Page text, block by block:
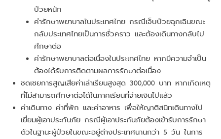
ป่วยหนัก
ค่ารักษาพยาบาลในประเทศไทย กรณีเจ็บป่วยฉุกเฉินขณะ
กลับประเทศไทยเป็นการชั่วคราว และต้องเดินทางกลับไป
ศึกษาต่อ
ค่ารักษาพยาบาลต่อเนื่องในประเทศไทย หากมีความจำเป็น
ต้องได้รับการติดตามผลการรักษาต่อเนื่อง
ชดเชยการสูญเสียค่าเล่าเรียนสูงสุด 300,000 บาท หากเกิดเหตุ
ที่ไม่สามารถศึกษาต่อได้ในภาคเรียนที่จ่ายเงินไปแล้ว
ค่าเดินทาง ค่าที่พัก และค่าอาหาร เพื่อให้ญาติสนิทเดินทางไป
เยี่ยมผู้เอาประกันภัย กรณีผู้เอาประกันภัยต้องเข้ารับการรักษา
ตัวในฐานะผู้ป่วยในขณะอยู่ต่างประเทศนานกว่า 5 วัน ในการ